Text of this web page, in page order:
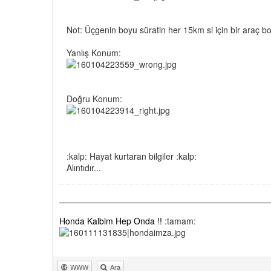
Not: Üçgenin boyu süratin her 15km si için bir araç
Yanlış Konum:
Doğru Konum:
:kalp: Hayat kurtaran bilgiler :kalp:
Alıntıdır...
Honda Kalbim Hep Onda !! :tamam:
WWW Ara